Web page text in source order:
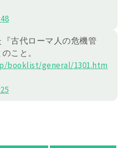
古代ローマ人の危機管
こと。
booklist/general/1301.htm